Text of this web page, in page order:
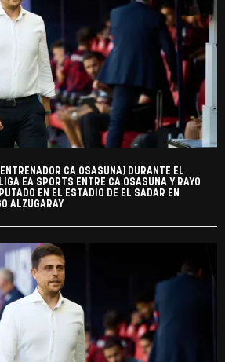
CA OSASUNA) DURANTE EL
EA SPORTS ENTRE CA OSASUNA Y RAYO
EN EL ESTADIO DE EL SADAR EN
ALZUGARAY